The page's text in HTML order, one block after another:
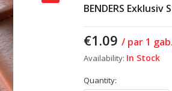
BENDERS
€1.09 / par 1 gab.
Availability: In Stock
Quantity: